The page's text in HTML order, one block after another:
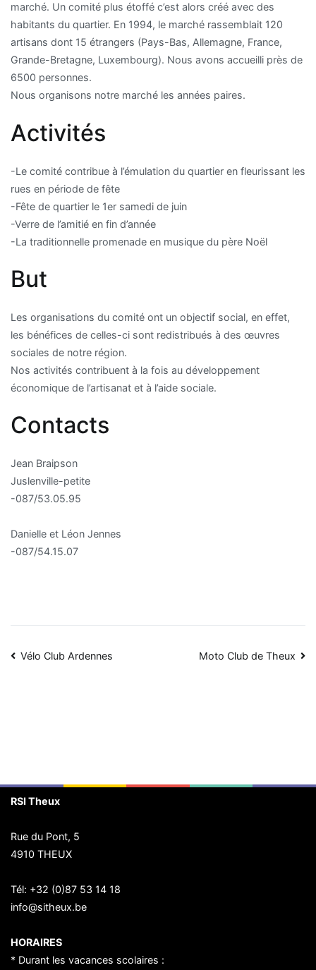
marché. Un comité plus étoffé c’est alors créé avec des
habitants du quartier. En 1994, le marché rassemblait 120
artisans dont 15 étrangers (Pays-Bas, Allemagne, France,
Grande-Bretagne, Luxembourg). Nous avons accueilli près de
6500 personnes.
Nous organisons notre marché les années paires.
Activités
-Le comité contribue à l’émulation du quartier en fleurissant les
rues en période de fête
-Fête de quartier le 1er samedi de juin
-Verre de l’amitié en fin d’année
-La traditionnelle promenade en musique du père Noël
But
Les organisations du comité ont un objectif social, en effet,
les bénéfices de celles-ci sont redistribués à des œuvres
sociales de notre région.
Nos activités contribuent à la fois au développement
économique de l’artisanat et à l’aide sociale.
Contacts
Jean Braipson
Juslenville-petite
-087/53.05.95
Danielle et Léon Jennes
-087/54.15.07
Navigation
Vélo Club Ardennes Moto Club de Theux
RSI Theux
Rue du Pont, 5
4910 THEUX
Tél: +32 (0)87 53 14 18
info@sitheux.be
HORAIRES
* Durant les vacances scolaires :